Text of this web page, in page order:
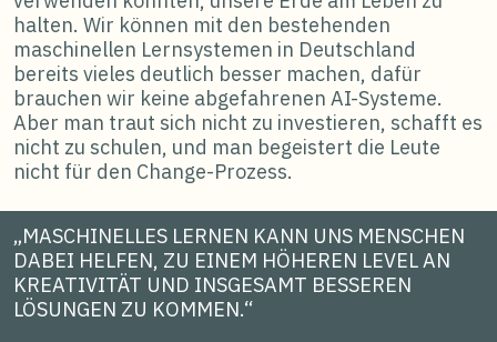
halten. Wir können mit den bestehenden
maschinellen Lernsystemen in Deutschland
bereits vieles deutlich besser machen, dafür
brauchen wir keine abgefahrenen AI-Systeme.
Aber man traut sich nicht zu investieren, schafft es
nicht zu schulen, und man begeistert die Leute
nicht für den Change-Prozess.
„MASCHINELLES LERNEN KANN UNS MENSCHEN
DABEI HELFEN, ZU EINEM HÖHEREN LEVEL AN
KREATIVITÄT UND INSGESAMT BESSEREN
LÖSUNGEN ZU KOMMEN.“